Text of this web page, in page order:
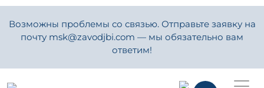
Возможны проблемы со связью. Отправьте заявку на
почту msk@zavodjbi.com — мы обязательно вам
ответим!